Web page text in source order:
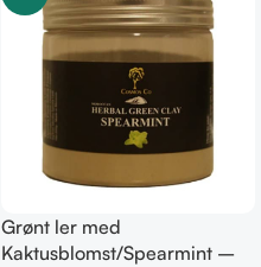
Grønt ler med
Kaktusblomst/Spearmint –